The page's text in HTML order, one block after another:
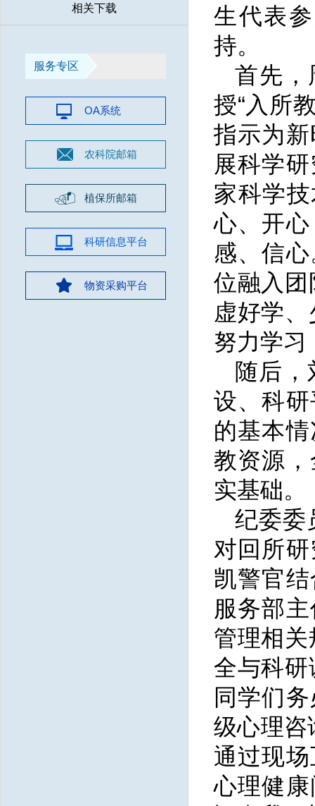
相关下载
服务专区
OA系统
农科院邮箱
植保所邮箱
科研信息平台
物资采购平台
生代表
持。
首先，
授“入所
指示为
展科学
家科学
心、开
感、信
位融入团
虚好学
努力学习
随后
设、科
的基本
教资源
实基础。
纪委委
对回所
凯警官
服务部
管理相
全与科研
同学们
级心理咨
通过现
心理健